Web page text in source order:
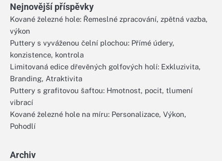
Nejnovější příspěvky
Kované železné hole: Řemeslné zpracování, zpětná vazba,
výkon
Puttery s vyváženou čelní plochou: Přímé údery,
konzistence, kontrola
Limitovaná edice dřevěných golfových holí: Exkluzivita,
Branding, Atraktivita
Puttery s grafitovou šaftou: Hmotnost, pocit, tlumení
vibrací
Kované železné hole na míru: Personalizace, Výkon,
Pohodlí
Archiv